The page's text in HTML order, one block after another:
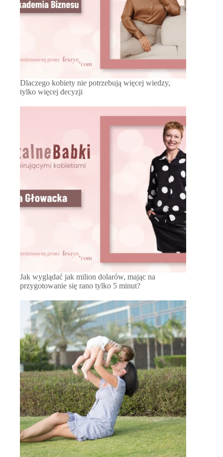
Dlaczego kobiety nie potrzebują więcej wiedzy,
tylko więcej decyzji
Jak wyglądać jak milion dolarów, mając na
przygotowanie się rano tylko 5 minut?